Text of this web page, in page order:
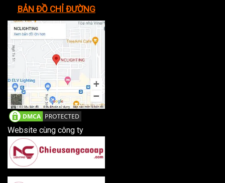
BẢN ĐỒ CHỈ ĐƯỜNG
Website cùng công ty